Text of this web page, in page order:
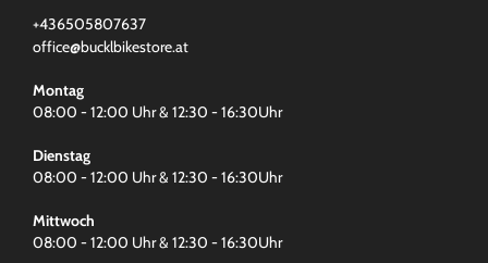
+436505807637
office@bucklbikestore.at
Montag
08:00 - 12:00 Uhr & 12:30 - 16:30Uhr
Dienstag
08:00 - 12:00 Uhr & 12:30 - 16:30Uhr
Mittwoch
08:00 - 12:00 Uhr & 12:30 - 16:30Uhr